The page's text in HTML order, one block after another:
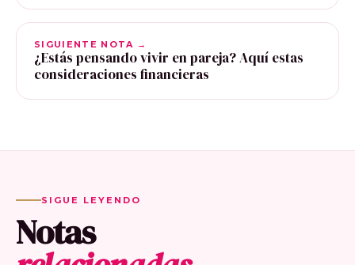
SIGUIENTE NOTA →
¿Estás pensando vivir en pareja? Aquí estas
consideraciones financieras
SIGUE LEYENDO
Notas